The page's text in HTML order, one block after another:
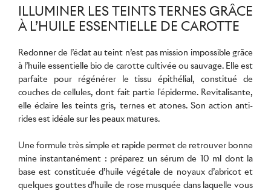
ILLUMINER LES TEINTS TERNES GRÂCE
À L’HUILE ESSENTIELLE DE CAROTTE
Redonner de l’éclat au teint n’est pas mission impossible grâce
à l’huile essentielle bio de carotte cultivée ou sauvage. Elle est
parfaite pour régénérer le tissu épithélial, constitué de
couches de cellules, dont fait partie l'épiderme. Revitalisante,
elle éclaire les teints gris, ternes et atones. Son action anti-
rides est idéale sur les peaux matures.
Une formule très simple et rapide permet de retrouver bonne
mine instantanément : préparez un sérum de 10 ml dont la
base est constituée d’huile végétale de noyaux d’abricot et
quelques gouttes d’huile de rose musquée dans laquelle vous